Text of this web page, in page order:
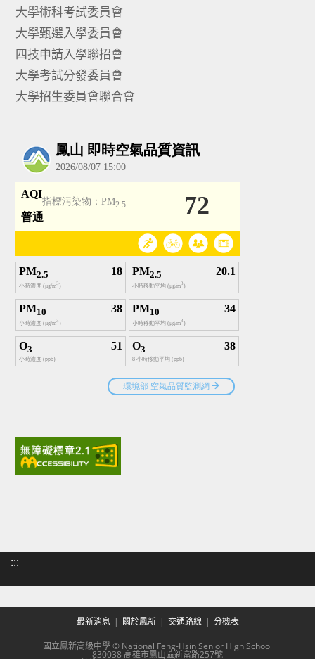
大學術科考試委員會
大學甄選入學委員會
四技申請入學聯招會
大學考試分發委員會
大學招生委員會聯合會
:::
最新消息 關於鳳新 交通路線 分機表
國立鳳新高級中學 © National Feng-Hsin Senior High School
830038 高雄市鳳山區新富路257號